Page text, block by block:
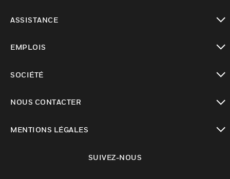
ASSISTANCE
EMPLOIS
SOCIÉTÉ
NOUS CONTACTER
MENTIONS LÉGALES
SUIVEZ-NOUS